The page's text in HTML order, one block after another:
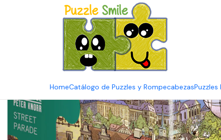
HomeCatálogo de Puzzles y RompecabezasPuzzles
Catálogo de Puzzles y Rompecabezas Marcas